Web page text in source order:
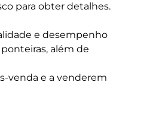
para obter detalhes.
e desempenho
além de
venda e a venderem